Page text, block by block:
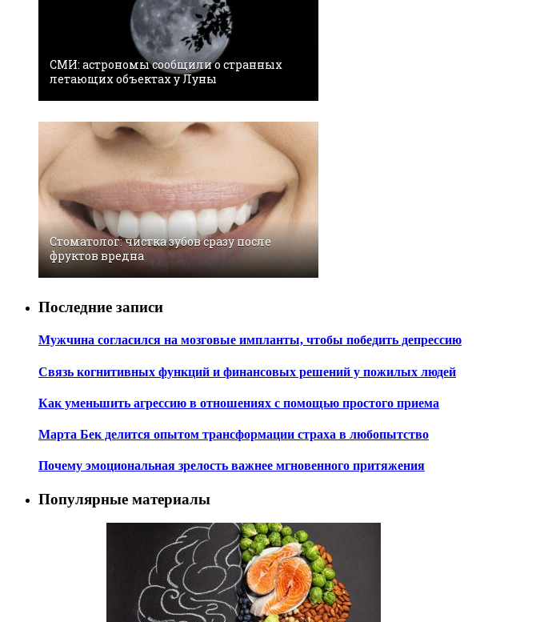
СМИ: астрономы сообщили о странных
летающих объектах у Луны
Стоматолог: чистка зубов сразу после
фруктов вредна
Последние записи
Мужчина согласился на мозговые импланты, чтобы победить депрессию
Связь когнитивных функций и финансовых решений у пожилых людей
Как уменьшить агрессию в отношениях с помощью простого приема
Марта Бек делится опытом трансформации страха в любопытство
Почему эмоциональная зрелость важнее мгновенного притяжения
Популярные материалы